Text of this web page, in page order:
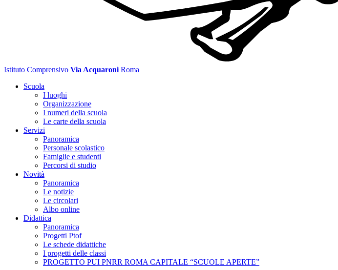
Istituto Comprensivo Via Acquaroni Roma
Scuola
I luoghi
Organizzazione
I numeri della scuola
Le carte della scuola
Servizi
Panoramica
Personale scolastico
Famiglie e studenti
Percorsi di studio
Novità
Panoramica
Le notizie
Le circolari
Albo online
Didattica
Panoramica
Progetti Ptof
Le schede didattiche
I progetti delle classi
PROGETTO PUI PNRR ROMA CAPITALE “SCUOLE APERTE”